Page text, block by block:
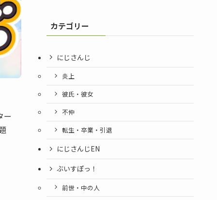
ー
カテゴリー
にじさんじ
炎上
彼氏・彼女
不仲
転生・卒業・引退
にじさんじEN
ぶいすぽっ！
前世・中の人